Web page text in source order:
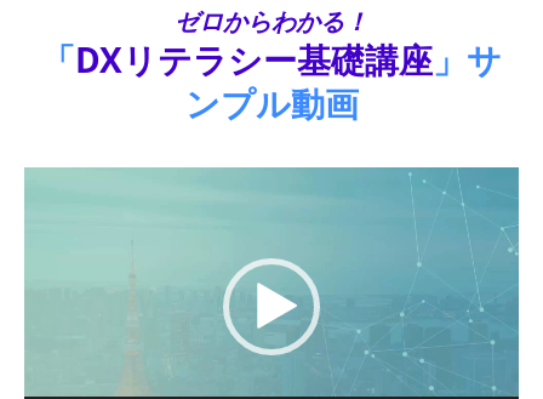
ゼロからわかる！
「DXリテラシー基礎講座 」サ
ンプル動画
動